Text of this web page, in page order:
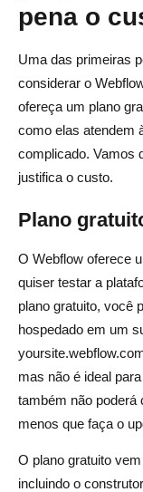
pena o
Uma das primeiras
considerar o
ofereça um plano
como elas atendem
complicado. Vamos
justifica o custo.
Plano
O Webflow oferece
quiser testar a
plano gratuito, você
hospedado em um
mas não é ideal
também não poderá
menos que faça o
O plano gratuito
incluindo o